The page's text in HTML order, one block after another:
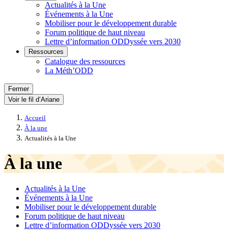
Actualités à la Une
Événements à la Une
Mobiliser pour le développement durable
Forum politique de haut niveau
Lettre d’information ODDyssée vers 2030
Ressources
Catalogue des ressources
La Méth’ODD
Fermer
Voir le fil d’Ariane
Accueil
À la une
Actualités à la Une
À la une
Actualités à la Une
Événements à la Une
Mobiliser pour le développement durable
Forum politique de haut niveau
Lettre d’information ODDyssée vers 2030